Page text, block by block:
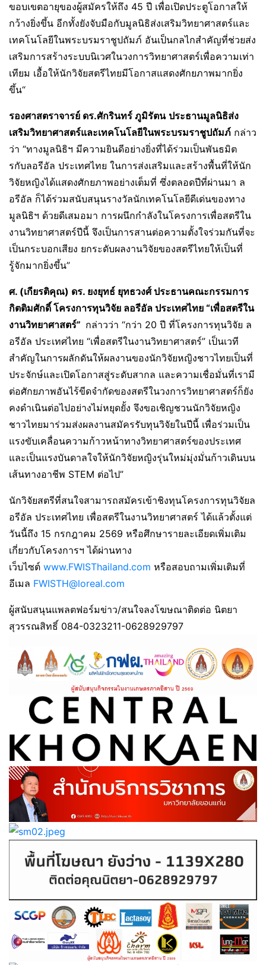
ขอบเขตอายุของผู้สมัครให้ถึง 45 ปี เพื่อเปิดประตูโอกาสให้
กว้างยิ่งขึ้น อีกทั้งยังจับมือกับมูลนิธิส่งเสริมวิทยาศาสตร์และ
เทคโนโลยีในพระบรมราชูปถัมภ์ อันเป็นกลไกสำคัญที่ช่วยส่ง
เสริมการสร้างระบบนิเวศในวงการวิทยาศาสตร์เพื่อความเท่า
เทียม เอื้อให้นักวิจัยสตรีไทยมีโอกาสแสดงศักยภาพมากยิ่ง
ขึ้น“
รองศาสตราจารย์ ดร.ศักรินทร์ ภูมิรัตน ประธานมูลนิธิส่ง
เสริมวิทยาศาสตร์และเทคโนโลยีในพระบรมราชูปถัมภ์ กล่าว
ว่า “ทางมูลนิธิฯ มีความยินดีอย่างยิ่งที่ได้ร่วมเป็นพันธมิต
รกับลอรีอัล ประเทศไทย ในการส่งเสริมและสร้างพื้นที่ให้นัก
วิจัยหญิงได้แสดงศักยภาพอย่างเต็มที่ ซึ่งตลอดปีที่ผ่านมา ล
อรีอัล ก็ได้ร่วมสนับสนุนรางวัลนักเทคโนโลยีดีเด่นของทาง
มูลนิธิฯ ด้วยดีเสมอมา การผนึกกำลังในโครงการเพื่อสตรีใน
งานวิทยาศาสตร์ปีนี้ จึงเป็นการสานต่อความตั้งใจร่วมกันที่จะ
เป็นกระบอกเสียง ยกระดับผลงานวิจัยของสตรีไทยให้เป็นที่
รู้จักมากยิ่งขึ้น”
ศ. (เกียรติคุณ) ดร. ยงยุทธ์ ยุทธวงศ์ ประธานคณะกรรมการ
กิตติมศักดิ์ โครงการทุนวิจัย ลอรีอัล ประเทศไทย “เพื่อสตรีใน
งานวิทยาศาสตร์” กล่าวว่า “กว่า 20 ปี ที่โครงการทุนวิจัย ล
อรีอัล ประเทศไทย “เพื่อสตรีในงานวิทยาศาสตร์” เป็นเวที
สำคัญในการผลักดันให้ผลงานของนักวิจัยหญิงชาวไทยเป็นที่
ประจักษ์และเปิดโอกาสสู่ระดับสากล และความเชื่อมั่นที่เรามี
ต่อศักยภาพอันไร้ขีดจำกัดของสตรีในวงการวิทยาศาสตร์ก็ยัง
คงดำเนินต่อไปอย่างไม่หยุดยั้ง จึงขอเชิญชวนนักวิจัยหญิง
ชาวไทยมาร่วมส่งผลงานสมัครรับทุนวิจัยในปีนี้ เพื่อร่วมเป็น
แรงขับเคลื่อนความก้าวหน้าทางวิทยาศาสตร์ของประเทศ
และเป็นแรงบันดาลใจให้นักวิจัยหญิงรุ่นใหม่มุ่งมั่นก้าวเดินบน
เส้นทางอาชีพ STEM ต่อไป”
นักวิจัยสตรีที่สนใจสามารถสมัครเข้าชิงทุนโครงการทุนวิจัยล
อรีอัล ประเทศไทย เพื่อสตรีในงานวิทยาศาสตร์ ได้แล้วตั้งแต่
วันนี้ถึง 15 กรกฎาคม 2569 หรือศึกษารายละเอียดเพิ่มเติม
เกี่ยวกับโครงการฯ ได้ผ่านทาง
เว็บไซต์ www.FWISThailand.com หรือสอบถามเพิ่มเติมที่
อีเมล FWISTH@loreal.com
ผู้สนับสนุนแพลตฟอร์มข่าว/สนใจลงโฆษณาติดต่อ นิตยา
สุวรรณสิทธิ์ 084-0323211-0628929797